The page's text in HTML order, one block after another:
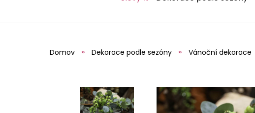
Domov Dekorace podle sezóny Vánoční dekorace